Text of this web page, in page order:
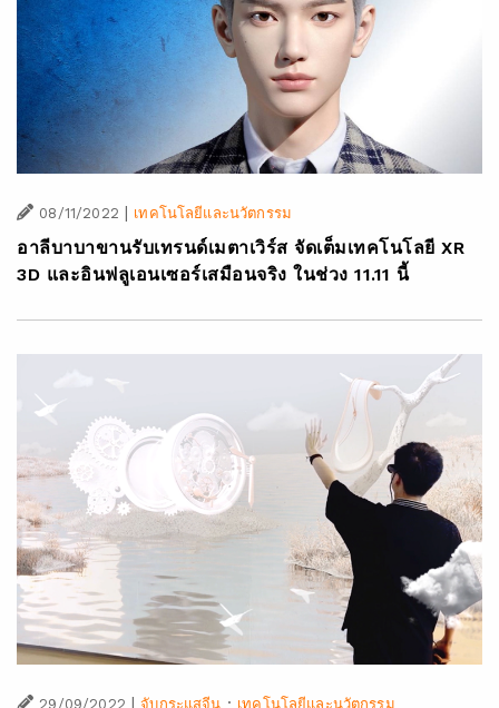
08/11/2022 | เทคโนโลยีและนวัตกรรม
อาลีบาบาขานรับเทรนด์เมตาเวิร์ส จัดเต็มเทคโนโลยี XR
3D และอินฟลูเอนเซอร์เสมือนจริง ในช่วง 11.11 นี้
29/09/2022 | จับกระแสจีน · เทคโนโลยีและนวัตกรรม